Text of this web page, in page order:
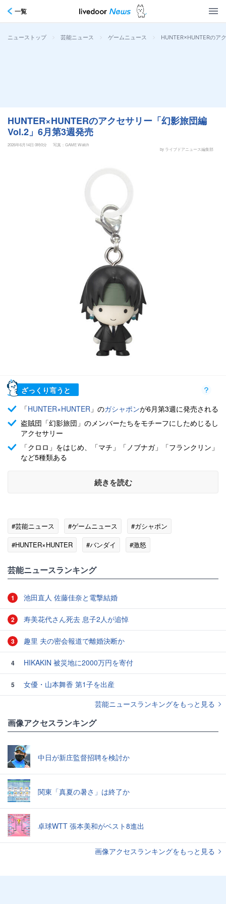
一覧
ニューストップ > 芸能ニュース > ゲームニュース > HUNTER×HUNTERのア
HUNTER×HUNTERのアクセサリー「幻影旅団編
Vol.2」6月第3週発売
2026年6月14日 0時0分
写真：GAME Watch
by ライブドアニュース編集部
ざっくり言うと
「HUNTER×HUNTER 」のガシャポンが6月第3週に発売される
盗賊団「幻影旅団」のメンバーたちをモチーフにしためじるし
アクセサリー
「クロロ」をはじめ、「マチ」「ノブナガ」「フランクリン」
など5種類ある
続きを読む
#芸能ニュース #ゲームニュース
#ガシャポン
#HUNTER×HUNTER
#バンダイ
#激怒
芸能ニュースランキング
1 池田直人 佐藤佳奈と電撃結婚
2 寿美花代さん死去 息子2人が追悼
3 趣里 夫の密会報道で離婚決断か
4 HIKAKIN 被災地に2000万円を寄付
5
女優・山本舞香 第1子を出産
芸能ニュースランキングをもっと見る
画像アクセスランキング
中日が新庄監督招聘を検討か
関東「真夏の暑さ」は終了か
卓球WTT 張本美和がベスト8進出
画像アクセスランキングをもっと見る